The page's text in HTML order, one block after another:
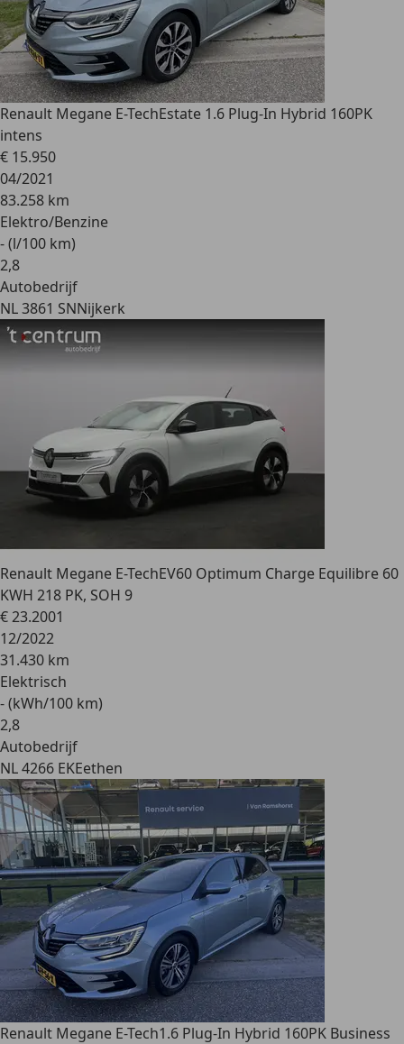
Renault Megane E-TechEstate 1.6 Plug-In Hybrid 160PK
intens
€ 15.950
04/2021
83.258 km
Elektro/Benzine
- (l/100 km)
2,8
Autobedrijf
NL 3861 SNNijkerk
Renault Megane E-TechEV60 Optimum Charge Equilibre 60
KWH 218 PK, SOH 9
€ 23.2001
12/2022
31.430 km
Elektrisch
- (kWh/100 km)
2,8
Autobedrijf
NL 4266 EKEethen
Renault Megane E-Tech1.6 Plug-In Hybrid 160PK Business